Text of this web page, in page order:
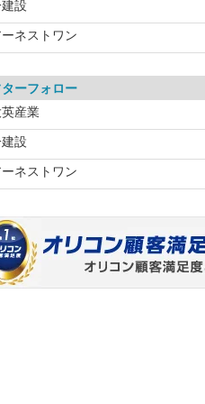
設
ネストワン
ーフォロー
産業
設
ネストワン